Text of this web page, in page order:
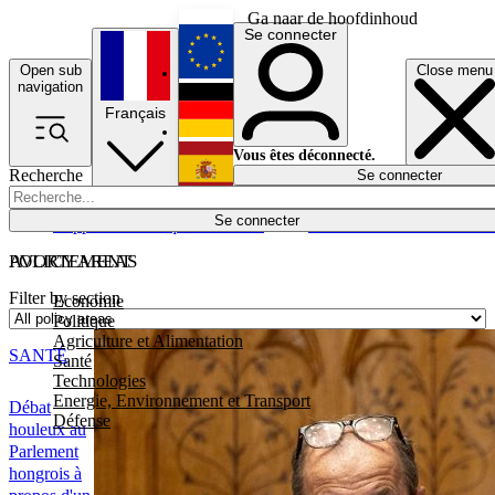
Ga naar de hoofdinhoud
Open sub
navigation
Close menu
Recherche
Se connecter
POLICY AREAS
Economie
Politique
Agriculture et Alimentation
Santé
Technologies
Energie, Environnement et Transport
Défense
Économie
Français
English
Deutsch
Español
Se connecter
Vous êtes déconnecté.
Se connecter
AVORTEMENT
Filter by section
Débat
houleux au
Parlement
hongrois à
SANTÉ